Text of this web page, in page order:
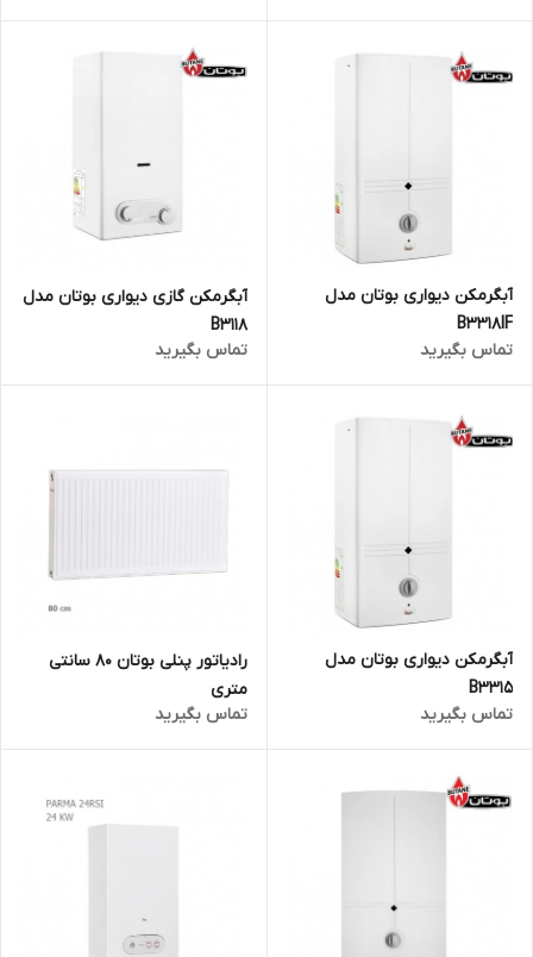
آبگرمکن دیواری بوتان مدل
B3318IF
تماس بگیرید
آبگرمکن گازی دیواری بوتان مدل
B3118
تماس بگیرید
آبگرمکن دیواری بوتان مدل
B3315
تماس بگیرید
رادیاتور پنلی بوتان 80 سانتی
متری
تماس بگیرید